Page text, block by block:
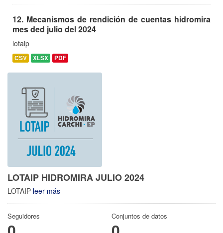
12. Mecanismos de rendición de cuentas hidromira
mes ded julio del 2024
lotaip
CSV XLSX PDF
LOTAIP HIDROMIRA JULIO 2024
LOTAIP leer más
Seguidores Conjuntos de datos